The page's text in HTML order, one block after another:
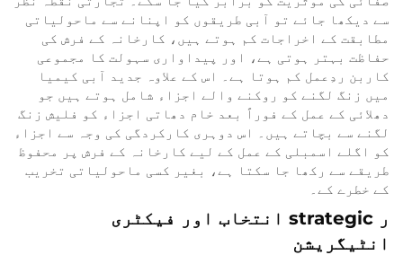
سے دیکھا جائے تو آبی طریقوں کو اپنانے سے ماحولیاتی
مطابقت کے اخراجات کم ہوتے ہیں، کارخانہ کے فرش کی
حفاظت بہتر ہوتی ہے، اور پیداواری سہولت کا مجموعی
کاربن ردِعمل کم ہوتا ہے۔ اس کے علاوہ جدید آبی کیمیا
میں زنگ لگنے کو روکنے والے اجزاء شامل ہوتے ہیں جو
دھلائی کے عمل کے فوراً بعد خام دھاتی اجزاء کو فلیش زنگ
لگنے سے بچاتے ہیں۔ اس دوہری کارکردگی کی وجہ سے اجزاء
کو اگلے اسمبلی کے عمل کے لیے کارخانہ کے فرش پر محفوظ
طریقے سے رکھا جا سکتا ہے، بغیر کسی ماحولیاتی تخریب
کے خطرے کے۔
ر strategic انتخاب اور فیکٹری
انٹیگریشن